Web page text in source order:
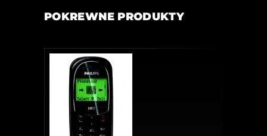
POKREWNE PRODUKTY